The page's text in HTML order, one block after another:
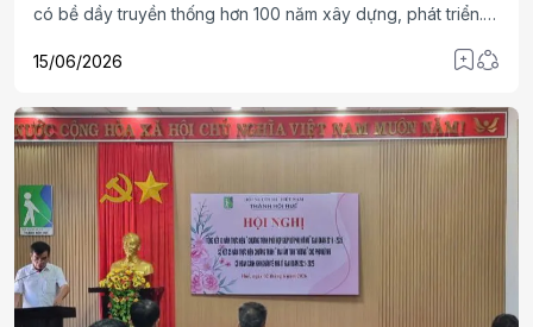
có bề dầy truyền thống hơn 100 năm xây dựng, phát triển.
kỳ thi HSG cấp tỉnh, quốc gia, Olympic Châu Á và Olympic
15/06/2026